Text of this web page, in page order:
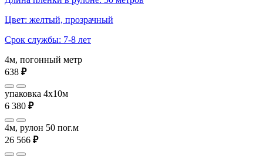
Цвет: желтый, прозрачный
Срок службы: 7-8 лет
4м, погонный метр
638 ₽
упаковка 4x10м
6 380 ₽
4м, рулон 50 пог.м
26 566 ₽